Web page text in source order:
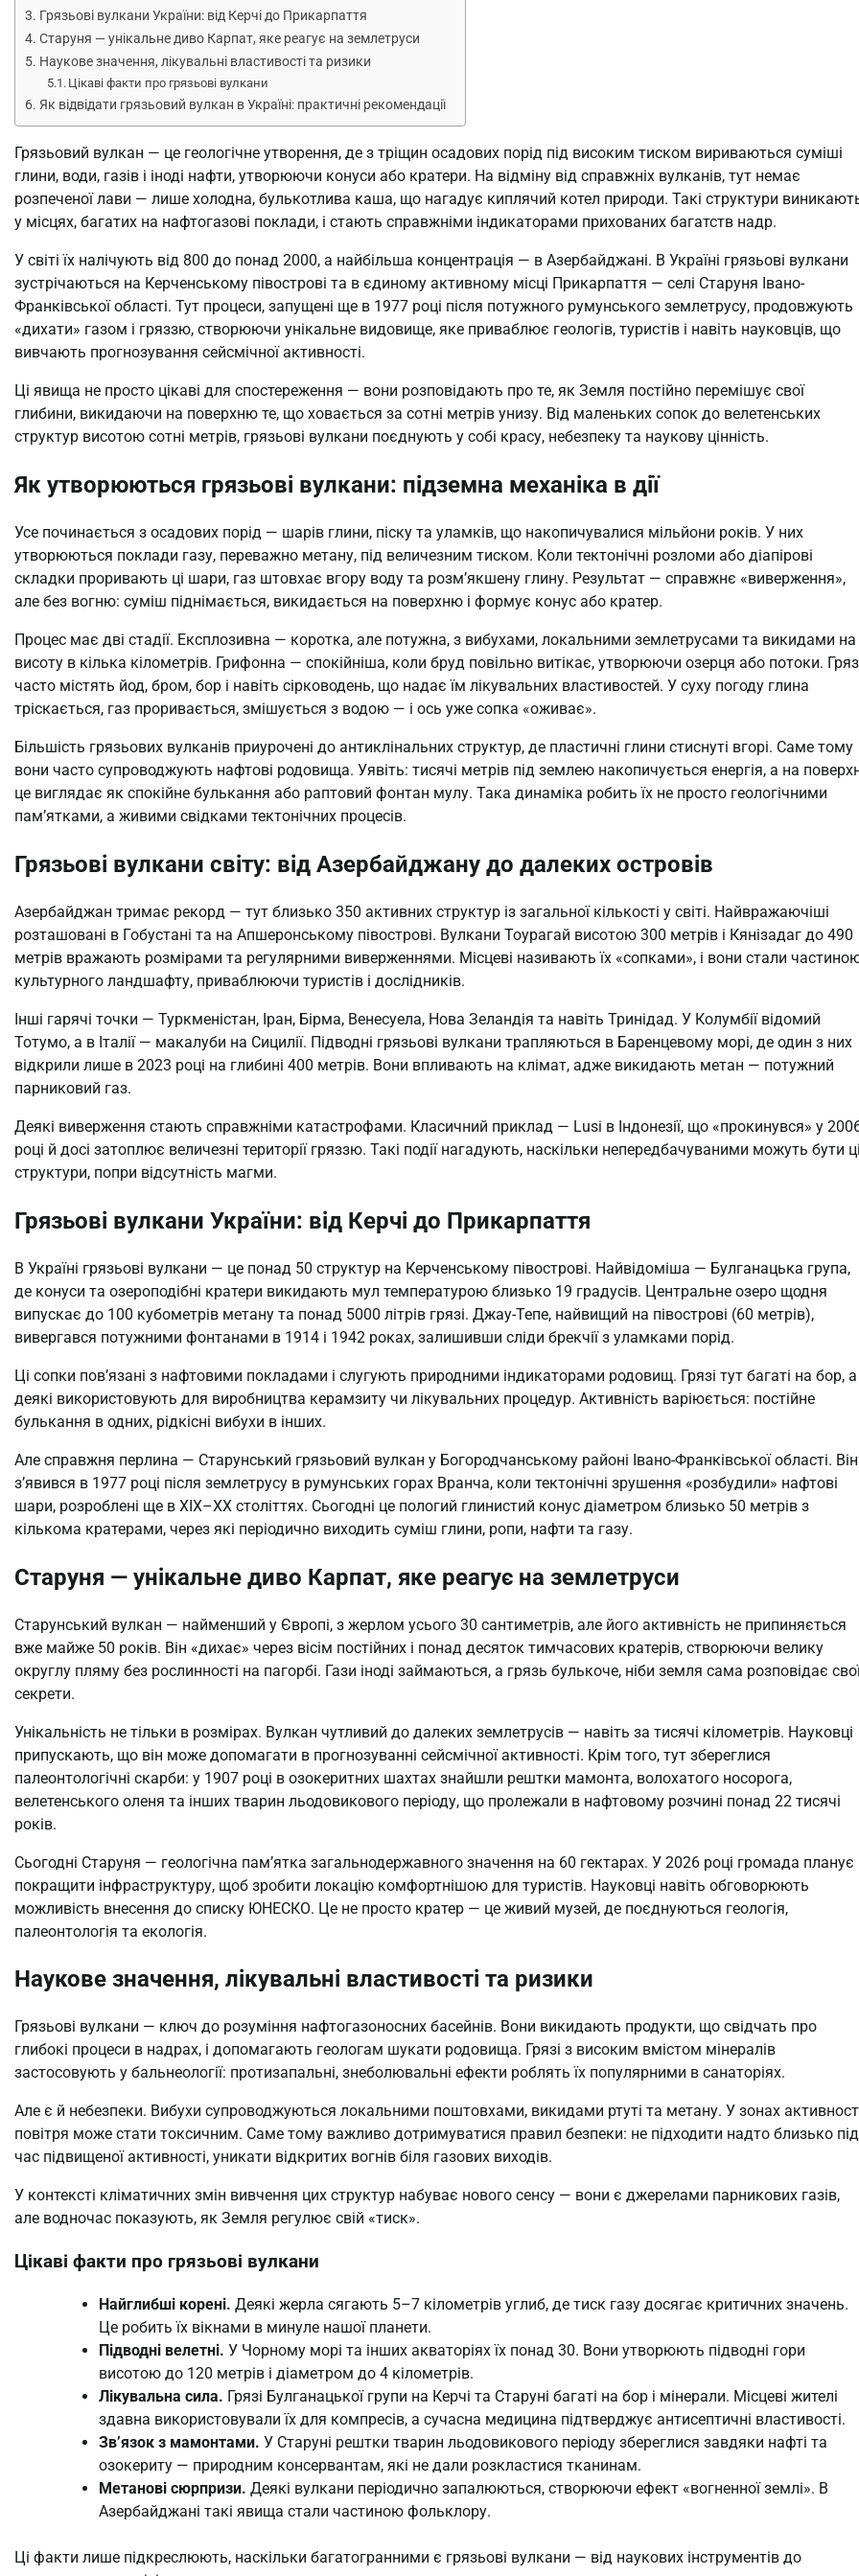
Грязьові вулкани України: від Керчі до Прикарпаття
Старуня — унікальне диво Карпат, яке реагує на землетруси
Наукове значення, лікувальні властивості та ризики
Цікаві факти про грязьові вулкани
Як відвідати грязьовий вулкан в Україні: практичні рекомендації
Грязьовий вулкан — це геологічне утворення, де з тріщин осадових порід під високим тиском вириваються суміші
глини, води, газів і іноді нафти, утворюючи конуси або кратери. На відміну від справжніх вулканів, тут немає
розпеченої лави — лише холодна, булькотлива каша, що нагадує киплячий котел природи. Такі структури
у місцях, багатих на нафтогазові поклади, і стають справжніми індикаторами прихованих багатств надр.
У світі їх налічують від 800 до понад 2000, а найбільша концентрація — в Азербайджані. В Україні грязьові вулкани
зустрічаються на Керченському півострові та в єдиному активному місці Прикарпаття — селі Старуня Івано-
Франківської області. Тут процеси, запущені ще в 1977 році після потужного румунського землетрусу, продовжують
«дихати» газом і гряззю, створюючи унікальне видовище, яке приваблює геологів, туристів і навіть науковців, що
вивчають прогнозування сейсмічної активності.
Ці явища не просто цікаві для спостереження — вони розповідають про те, як Земля постійно перемішує свої
глибини, викидаючи на поверхню те, що ховається за сотні метрів унизу. Від маленьких сопок до велетенських
структур висотою сотні метрів, грязьові вулкани поєднують у собі красу, небезпеку та наукову цінність.
Як утворюються грязьові вулкани: підземна механіка в дії
Усе починається з осадових порід — шарів глини, піску та уламків, що накопичувалися мільйони років. У них
утворюються поклади газу, переважно метану, під величезним тиском. Коли тектонічні розломи або діапірові
складки проривають ці шари, газ штовхає вгору воду та розм’якшену глину. Результат — справжнє «виверження»,
але без вогню: суміш піднімається, викидається на поверхню і формує конус або кратер.
Процес має дві стадії. Експлозивна — коротка, але потужна, з вибухами, локальними землетрусами та викидами на
висоту в кілька кілометрів. Грифонна — спокійніша, коли бруд повільно витікає, утворюючи озерця або потоки.
часто містять йод, бром, бор і навіть сірководень, що надає їм лікувальних властивостей. У суху погоду глина
тріскається, газ проривається, змішується з водою — і ось уже сопка «оживає».
Більшість грязьових вулканів приурочені до антиклінальних структур, де пластичні глини стиснуті вгорі. Саме тому
вони часто супроводжують нафтові родовища. Уявіть: тисячі метрів під землею накопичується енергія, а на
це виглядає як спокійне булькання або раптовий фонтан мулу. Така динаміка робить їх не просто геологічними
пам’ятками, а живими свідками тектонічних процесів.
Грязьові вулкани світу: від Азербайджану до далеких островів
Азербайджан тримає рекорд — тут близько 350 активних структур із загальної кількості у світі. Найвражаючіші
розташовані в Гобустані та на Апшеронському півострові. Вулкани Тоурагай висотою 300 метрів і Кянізадаг до 490
метрів вражають розмірами та регулярними виверженнями. Місцеві називають їх «сопками», і вони стали
культурного ландшафту, приваблюючи туристів і дослідників.
Інші гарячі точки — Туркменістан, Іран, Бірма, Венесуела, Нова Зеландія та навіть Тринідад. У Колумбії відомий
Тотумо, а в Італії — макалуби на Сицилії. Підводні грязьові вулкани трапляються в Баренцевому морі, де один з них
відкрили лише в 2023 році на глибині 400 метрів. Вони впливають на клімат, адже викидають метан — потужний
парниковий газ.
Деякі виверження стають справжніми катастрофами. Класичний приклад — Lusi в Індонезії, що «прокинувся» у
році й досі затоплює величезні території гряззю. Такі події нагадують, наскільки непередбачуваними можуть бути ці
структури, попри відсутність магми.
Грязьові вулкани України: від Керчі до Прикарпаття
В Україні грязьові вулкани — це понад 50 структур на Керченському півострові. Найвідоміша — Булганацька група,
де конуси та озероподібні кратери викидають мул температурою близько 19 градусів. Центральне озеро щодня
випускає до 100 кубометрів метану та понад 5000 літрів грязі. Джау-Тепе, найвищий на півострові (60 метрів),
вивергався потужними фонтанами в 1914 і 1942 роках, залишивши сліди брекчії з уламками порід.
Ці сопки пов’язані з нафтовими покладами і слугують природними індикаторами родовищ. Грязі тут багаті на бор, а
деякі використовують для виробництва керамзиту чи лікувальних процедур. Активність варіюється: постійне
булькання в одних, рідкісні вибухи в інших.
Але справжня перлина — Старунський грязьовий вулкан у Богородчанському районі Івано-Франківської області. Він
з’явився в 1977 році після землетрусу в румунських горах Вранча, коли тектонічні зрушення «розбудили» нафтові
шари, розроблені ще в XIX–XX століттях. Сьогодні це пологий глинистий конус діаметром близько 50 метрів з
кількома кратерами, через які періодично виходить суміш глини, ропи, нафти та газу.
Старуня — унікальне диво Карпат, яке реагує на землетруси
Старунський вулкан — найменший у Європі, з жерлом усього 30 сантиметрів, але його активність не припиняється
вже майже 50 років. Він «дихає» через вісім постійних і понад десяток тимчасових кратерів, створюючи велику
округлу пляму без рослинності на пагорбі. Гази іноді займаються, а грязь булькоче, ніби земля сама розповідає
секрети.
Унікальність не тільки в розмірах. Вулкан чутливий до далеких землетрусів — навіть за тисячі кілометрів. Науковці
припускають, що він може допомагати в прогнозуванні сейсмічної активності. Крім того, тут збереглися
палеонтологічні скарби: у 1907 році в озокеритних шахтах знайшли рештки мамонта, волохатого носорога,
велетенського оленя та інших тварин льодовикового періоду, що пролежали в нафтовому розчині понад 22 тисячі
років.
Сьогодні Старуня — геологічна пам’ятка загальнодержавного значення на 60 гектарах. У 2026 році громада планує
покращити інфраструктуру, щоб зробити локацію комфортнішою для туристів. Науковці навіть обговорюють
можливість внесення до списку ЮНЕСКО. Це не просто кратер — це живий музей, де поєднуються геологія,
палеонтологія та екологія.
Наукове значення, лікувальні властивості та ризики
Грязьові вулкани — ключ до розуміння нафтогазоносних басейнів. Вони викидають продукти, що свідчать про
глибокі процеси в надрах, і допомагають геологам шукати родовища. Грязі з високим вмістом мінералів
застосовують у бальнеології: протизапальні, знеболювальні ефекти роблять їх популярними в санаторіях.
Але є й небезпеки. Вибухи супроводжуються локальними поштовхами, викидами ртуті та метану. У зонах
повітря може стати токсичним. Саме тому важливо дотримуватися правил безпеки: не підходити надто близько під
час підвищеної активності, уникати відкритих вогнів біля газових виходів.
У контексті кліматичних змін вивчення цих структур набуває нового сенсу — вони є джерелами парникових газів,
але водночас показують, як Земля регулює свій «тиск».
Цікаві факти про грязьові вулкани
Найглибші корені. Деякі жерла сягають 5–7 кілометрів углиб, де тиск газу досягає критичних значень.
Це робить їх вікнами в минуле нашої планети.
Підводні велетні. У Чорному морі та інших акваторіях їх понад 30. Вони утворюють підводні гори
висотою до 120 метрів і діаметром до 4 кілометрів.
Лікувальна сила. Грязі Булганацької групи на Керчі та Старуні багаті на бор і мінерали. Місцеві жителі
здавна використовували їх для компресів, а сучасна медицина підтверджує антисептичні властивості.
Зв’язок з мамонтами. У Старуні рештки тварин льодовикового періоду збереглися завдяки нафті та
озокериту — природним консервантам, які не дали розкластися тканинам.
Метанові сюрпризи. Деякі вулкани періодично запалюються, створюючи ефект «вогненної землі». В
Азербайджані такі явища стали частиною фольклору.
Ці факти лише підкреслюють, наскільки багатогранними є грязьові вулкани — від наукових інструментів до